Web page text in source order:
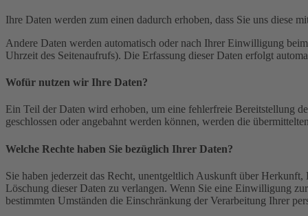
Ihre Daten werden zum einen dadurch erhoben, dass Sie uns diese
Andere Daten werden automatisch oder nach Ihrer Einwilligung
Uhrzeit des Seitenaufrufs). Die Erfassung dieser Daten erfolgt
Wofür nutzen wir Ihre Daten?
Ein Teil der Daten wird erhoben, um eine fehlerfreie Bereitstellung
geschlossen oder angebahnt werden können, werden die
Welche Rechte haben Sie bezüglich Ihrer Daten?
Sie haben jederzeit das Recht, unentgeltlich Auskunft über
Löschung dieser Daten zu verlangen. Wenn Sie eine Einwilligung
bestimmten Umständen die Einschränkung der Verarbeitung Ihrer